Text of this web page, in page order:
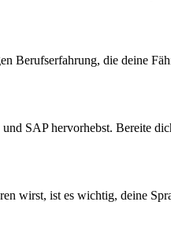
Berufserfahrung, die deine
SAP hervorhebst. Bereite
wirst, ist es wichtig, deine